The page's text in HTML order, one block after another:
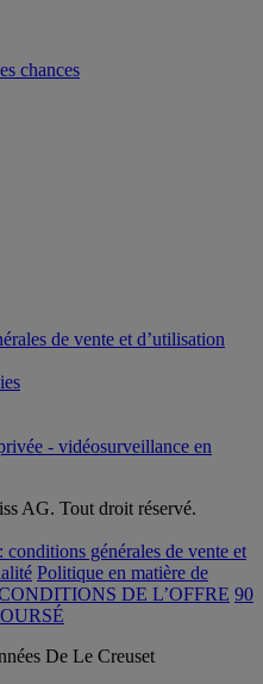
chances
de vente et d’utilisation
- vidéosurveillance en
AG. Tout droit réservé.
conditions générales de vente et
Politique en matière de
DE L’OFFRE 90
De Le Creuset